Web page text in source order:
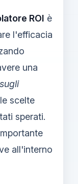
ROI è
l'efficacia
una
scelte
sperati.
all'interno